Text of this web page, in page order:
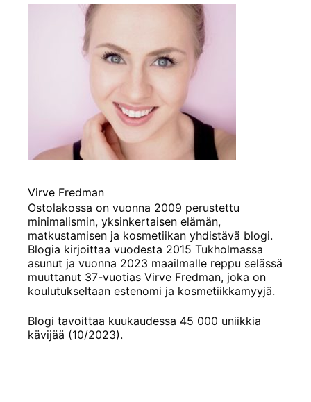
Virve Fredman
Ostolakossa on vuonna 2009 perustettu
minimalismin, yksinkertaisen elämän,
matkustamisen ja kosmetiikan yhdistävä blogi.
Blogia kirjoittaa vuodesta 2015 Tukholmassa
asunut ja vuonna 2023 maailmalle reppu selässä
muuttanut 37-vuotias Virve Fredman, joka on
koulutukseltaan estenomi ja kosmetiikkamyyjä.
Blogi tavoittaa kuukaudessa 45 000 uniikkia
kävijää (10/2023).